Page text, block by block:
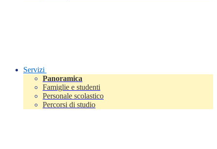
Servizi
Panoramica
Famiglie e studenti
Personale scolastico
Percorsi di studio